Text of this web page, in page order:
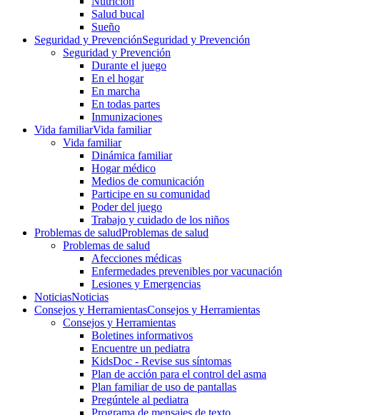
Salud bucal
Sueño
Seguridad y PrevenciónSeguridad y Prevención
Seguridad y Prevención
Durante el juego
En el hogar
En marcha
En todas partes
Inmunizaciones
Vida familiarVida familiar
Vida familiar
Dinámica familiar
Hogar médico
Medios de comunicación
Participe en su comunidad
Poder del juego
Trabajo y cuidado de los niños
Problemas de saludProblemas de salud
Problemas de salud
Afecciones médicas
Enfermedades prevenibles por vacunación
Lesiones y Emergencias
NoticiasNoticias
Consejos y HerramientasConsejos y Herramientas
Consejos y Herramientas
Boletines informativos
Encuentre un pediatra
KidsDoc - Revise sus síntomas
Plan de acción para el control del asma
Plan familiar de uso de pantallas
Pregúntele al pediatra
Programa de mensajes de texto